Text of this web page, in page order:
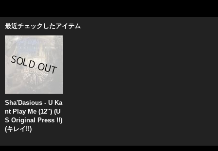
最近チェックしたアイテム
Sha'Dasious - U Ka
nt Play Me (12'') (U
S Original Press !!)
(キレイ!!)